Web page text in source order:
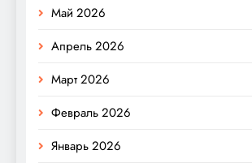
Май 2026
Апрель 2026
Март 2026
Февраль 2026
Январь 2026